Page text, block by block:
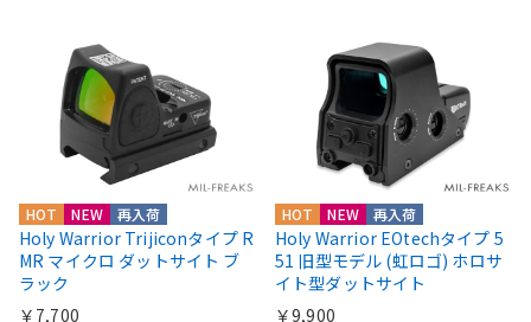
HOT NEW 再入荷
Holy Warrior Trijiconタイプ R
MR マイクロ ダットサイト ブ
ラック
￥7,700
HOT NEW 再入荷
Holy Warrior EOtechタイプ 5
51 旧型モデル (虹ロゴ) ホロサ
イト型ダットサイト
￥9,900